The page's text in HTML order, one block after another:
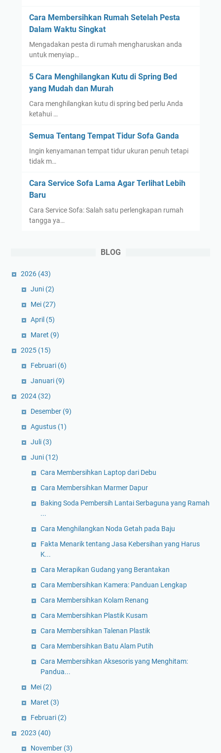
Cara Membersihkan Rumah Setelah Pesta
Dalam Waktu Singkat
Mengadakan pesta di rumah mengharuskan anda
untuk menyiap…
5 Cara Menghilangkan Kutu di Spring Bed
yang Mudah dan Murah
Cara menghilangkan kutu di spring bed perlu Anda
ketahui …
Semua Tentang Tempat Tidur Sofa Ganda
Ingin kenyamanan tempat tidur ukuran penuh tetapi
tidak m…
Cara Service Sofa Lama Agar Terlihat Lebih
Baru
Cara Service Sofa: Salah satu perlengkapan rumah
tangga ya…
BLOG
2026 (43)
Juni (2)
Mei (27)
April (5)
Maret (9)
2025 (15)
Februari (6)
Januari (9)
2024 (32)
Desember (9)
Agustus (1)
Juli (3)
Juni (12)
Cara Membersihkan Laptop dari Debu
Cara Membersihkan Marmer Dapur
Baking Soda Pembersih Lantai Serbaguna yang Ramah
...
Cara Menghilangkan Noda Getah pada Baju
Fakta Menarik tentang Jasa Kebersihan yang Harus
K...
Cara Merapikan Gudang yang Berantakan
Cara Membersihkan Kamera: Panduan Lengkap
Cara Membersihkan Kolam Renang
Cara Membersihkan Plastik Kusam
Cara Membersihkan Talenan Plastik
Cara Membersihkan Batu Alam Putih
Cara Membersihkan Aksesoris yang Menghitam:
Pandua...
Mei (2)
Maret (3)
Februari (2)
2023 (40)
November (3)